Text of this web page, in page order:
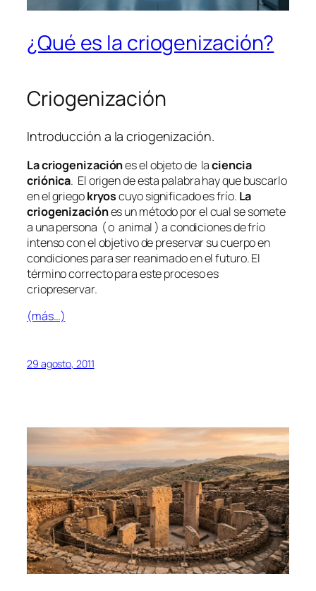
¿Qué es la criogenización?
Criogenización
Introducción a la criogenización.
La criogenizaciónes el objeto de laciencia
criónica. El origen de esta palabra hay que buscarlo
en el griegokryoscuyo significado es frío. La
criogenizaciónes un método por el cual se somete
a una persona ( o animal ) a condiciones de frío
intenso con el objetivo de preservar su cuerpo en
condiciones para ser reanimado en el futuro. El
término correcto para este proceso es
criopreservar.
(más…)
29 agosto, 2011